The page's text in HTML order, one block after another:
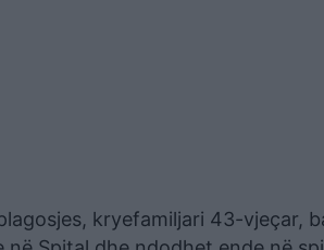
kryefamiljari 43-vjeçar,